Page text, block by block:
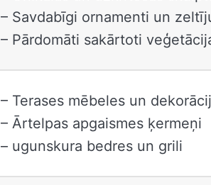
– Savdabīgi ornamenti un
– Pārdomāti sakārtoti
– Terases mēbeles un
– Ārtelpas apgaismes ķermeņi
– ugunskura bedres un grili